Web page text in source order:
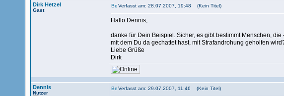
Dirk Hetzel
Gast
Verfasst am: 28.07.2007, 19:48 (Kein Titel)
Hallo Dennis,
danke für Dein Beispiel. Sicher, es gibt bestimmt Menschen,
mit dem Du da gechattet hast, mit Strafandrohung geholfen
Liebe Grüße
Dirk
Dennis
Nutzer
Verfasst am: 29.07.2007, 11:46 (Kein Titel)